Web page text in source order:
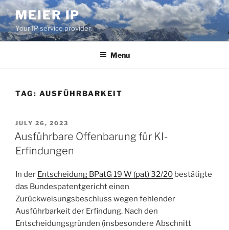
Skip
to
content
MEIER IP
Your IP service provider.
Menu
TAG: AUSFÜHRBARKEIT
POSTED
ON
JULY 26, 2023
Ausführbare Offenbarung für KI-
Erfindungen
In der Entscheidung BPatG 19 W (pat) 32/20 bestätigte
das Bundespatentgericht einen
Zurückweisungsbeschluss wegen fehlender
Ausführbarkeit der Erfindung. Nach den
Entscheidungsgründen (insbesondere Abschnitt